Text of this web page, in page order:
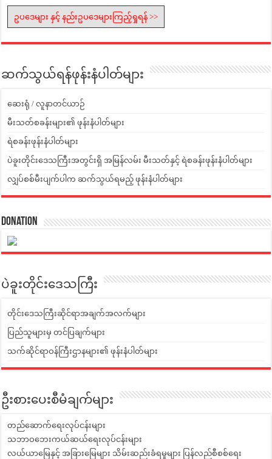
ဥပဒေများ နှင့် နည်းဥပဒေများကြည့်ရှုရန် >>
ဆက်သွယ်ရန်ဖုန်းနံပါတ်များ
ဆေးရုံ / လူနာတင်ယာဉ်
မီးသတ်စခန်းများ၏ ဖုန်းနံပါတ်များ
ရဲစခန်းဖုန်းနံပါတ်များ
ပဲခူးတိုင်းဒေသကြီးအတွင်းရှိ အမြန်လမ်း မီးသတ်နှင့် ရဲစခန်းဖုန်းနံပါတ်များ
လျှပ်စစ်မီးပျက်ပါက ဆက်သွယ်ရမည့် ဖုန်းနံပါတ်များ
Donation
ပဲခူးတိုင်းဒေသကြီး
တိုင်းဒေသကြီးဆိုင်ရာအချက်အလက်များ
ပြည်သူများမှ တင်ပြချက်များ
သက်ဆိုင်ရာဝန်ကြီးဌာနများ၏ ဖုန်းနံပါတ်များ
ဦးစားပေးစီမံချက်များ
တည်ဆောက်ရေးလုပ်ငန်းများ
သဘာဝဘေးကယ်ဆယ်ရေးလုပ်ငန်းများ
လယ်ယာမြေနှင့် အခြားမြေများ သိမ်းဆည်းခံရမှုများ ပြန်လည်စီစစ်ရေး